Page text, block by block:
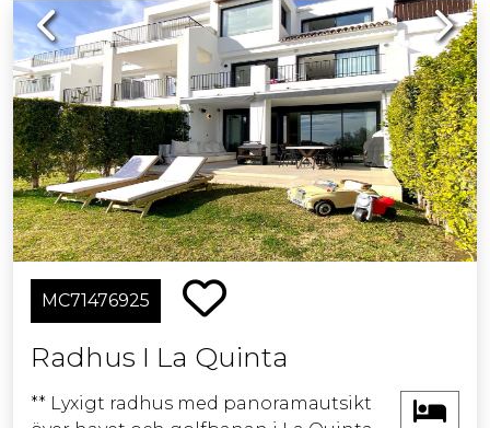
Previous Next
MC71476925
Radhus I La Quinta
** Lyxigt radhus med panoramautsikt